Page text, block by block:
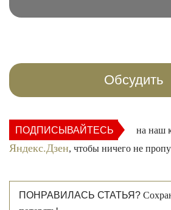
Обсудить
ПОДПИСЫВАЙТЕСЬ на наш
Яндекс.Дзен, чтобы ничего не
ПОНРАВИЛАСЬ СТАТЬЯ?